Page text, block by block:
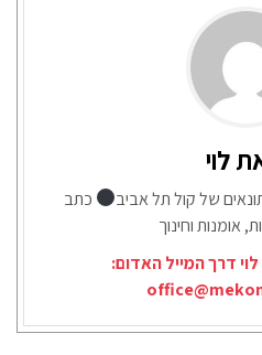
לוי
של קול תל אביב
כתב
אומנות וחינוך
דרך המייל האדום: